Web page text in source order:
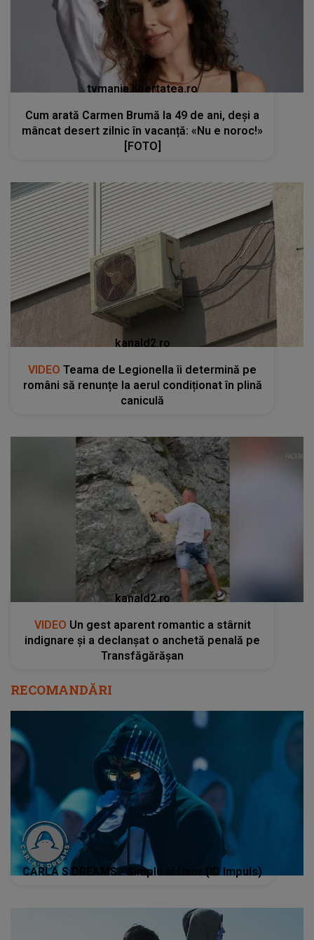
tvmania.libertatea.ro
Cum arată Carmen Brumă la 49 de ani, deși a
mâncat desert zilnic în vacanță: «Nu e noroc!»
[FOTO]
kanald2.ro
VIDEO Teama de Legionella îi determină pe
români să renunțe la aerul condiționat în plină
caniculă
kanald2.ro
VIDEO Un gest aparent romantic a stârnit
indignare și a declanșat o anchetă penală pe
Transfăgărășan
RECOMANDĂRI
CARLA S DREAMS - Simplu si Usor (ID Impuls)